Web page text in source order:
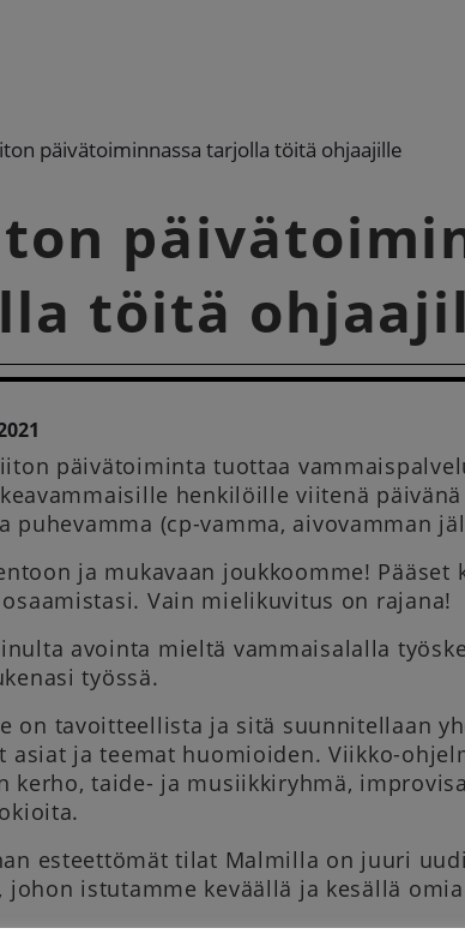
päivätoiminnassa tarjolla töitä ohjaajille
töitä
päivätoiminta tuottaa
henkilöille viitenä
puhevamma (cp-vamma, aivovamman
ja mukavaan joukkoomme!
Vain mielikuvitus on rajana!
avointa mieltä vammaisalalla
työssä.
on tavoitteellista ja sitä suunnitellaan
asiat ja teemat huomioiden. Viikko-
kerho, taide- ja musiikkiryhmä,
esteettömät tilat Malmilla on juuri
johon istutamme keväällä ja kesällä
arvostamme